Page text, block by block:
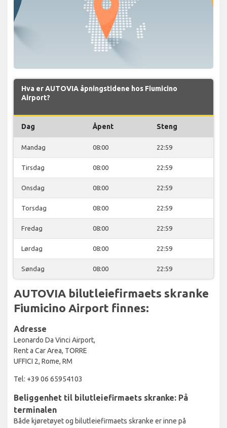
Hva er AUTOVIA åpningstidene hos Fiumicino
Airport?
Dag Åpent Steng
Mandag 08:00 22:59
Tirsdag 08:00 22:59
Onsdag 08:00 22:59
Torsdag 08:00 22:59
Fredag 08:00 22:59
Lørdag 08:00 22:59
Søndag 08:00 22:59
AUTOVIA bilutleiefirmaets skranke
Fiumicino Airport finnes:
Adresse
Leonardo Da Vinci Airport,
Rent a Car Area, TORRE
UFFICI 2, Rome, RM
Tel: +39 06 65954103
Beliggenhet til bilutleiefirmaets skranke: På
terminalen
Både kjøretøyet og bilutleiefirmaets skranke er inne på